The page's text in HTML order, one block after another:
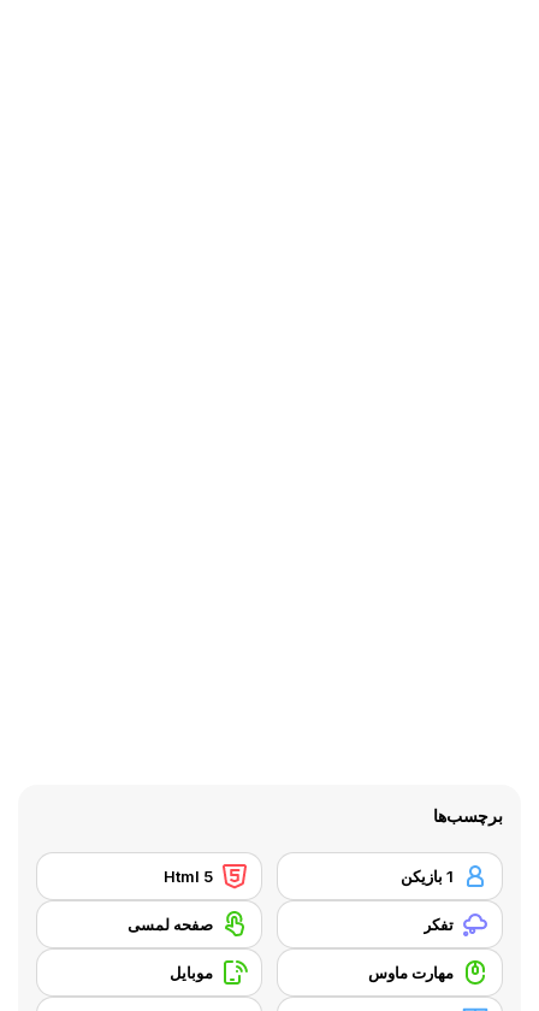
برچسب‌ها
1 بازیکن Html 5
تفکر صفحه لمسی
مهارت ماوس موبایل